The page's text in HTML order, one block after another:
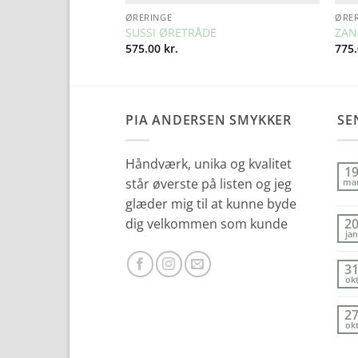
ØRERINGE
SUSSI ØRETRÅDE
575.00 kr.
PIA ANDERSEN SMYKKER
Håndværk, unika og kvalitet
står øverste på listen og jeg
glæder mig til at kunne byde
dig velkommen som kunde
19
20
jan
31
okt
27
okt